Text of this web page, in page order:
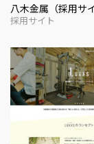
八木金属（採用サ
採用サイト